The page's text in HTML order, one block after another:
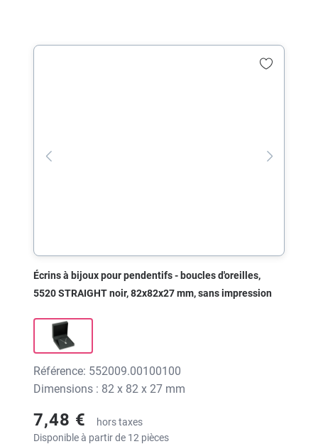
Écrins à bijoux pour pendentifs - boucles d'oreilles,
5520 STRAIGHT noir, 82x82x27 mm, sans impression
Référence: 552009.00100100
Dimensions : 82 x 82 x 27 mm
7,48 €
hors taxes
Disponible à partir de 12 pièces